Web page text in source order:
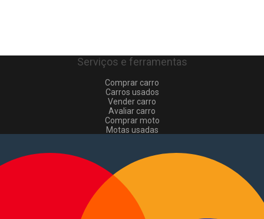
Serviços e ferramentas
Comprar carro
Carros usados
Vender carro
Avaliar carro
Comprar moto
Motas usadas
Comerciais usados
Vender comerciais
Informações
Como comprar e vender
Pacotes de anúncios